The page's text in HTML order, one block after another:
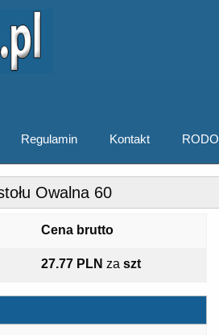
Regulamin Kontakt RODO
Owalna 60
Cena brutto
27.77 PLN za szt